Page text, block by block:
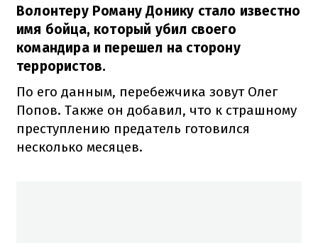
Волонтеру Роману Донику стало известно
имя бойца, который убил своего
командира и перешел на сторону
террористов.
По его данным, перебежчика зовут Олег
Попов. Также он добавил, что к страшному
преступлению предатель готовился
несколько месяцев.